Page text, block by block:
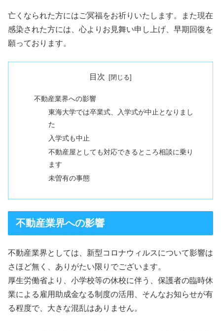
亡くなられた方にはご冥福をお祈りいたします。また現在
感染された方には、心よりお見舞い申し上げ、早期回復を
願っております。
目次
不動産業界への影響
東海大学では卒業式、入学式が中止となりまし
た
入学式も中止
不動産屋としても対応できるところ相談に乗り
ます
未曽有の事態
不動産業界への影響
不動産業界としては、新型コロナウィルスについて影響は
さほど無く、ありがたい限りでございます。
厚生労働省より、小学校等の休校に伴う、保護者の臨時休
業による雇用助成金なる制度の活用、そんなお知らせが有
る程度で、大きな混乱はありません。